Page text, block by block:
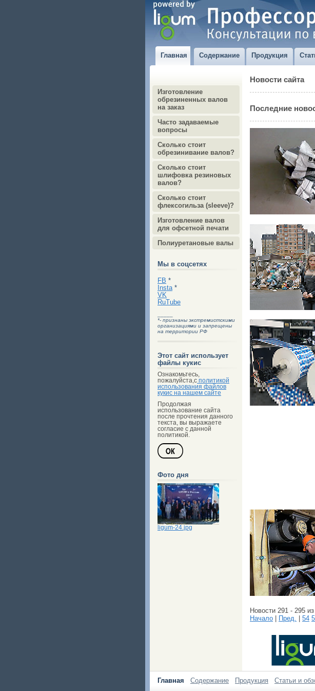
Главная Содержание Продукция
Изготовление
обрезиненных валов
на заказ
Часто задаваемые
вопросы
Сколько стоит
обрезинивание валов?
Сколько стоит
шлифовка резиновых
валов?
Сколько стоит
флексогильза (sleeve)?
Изготовление валов
для офсетной печати
Полиуретановые валы
Мы в соцсетях
FB *
Insta *
VK
RuTube
*- признаны экстремистскими
организациями и запрещены
на территории РФ
Этот сайт использует
файлы кукис
Ознакомьтесь,
пожалуйста,с политикой
использования файлов
кукис на нашем сайте
Продолжая
использование сайта
после прочтения данного
текста, вы выражаете
согласие с данной
политикой.
Фото дня
ligum-24.jpg
Новости сайта
Последние
Новости 291 - 295
Начало
Пред. 54
Главная Содержание Продукция Статьи и